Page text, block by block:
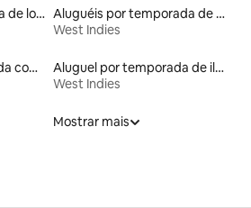
Aluguel por temporada de lofts
Aluguéis por temporada de acomodações de luxo
West Indies
Aluguéis por temporada com cama de altura acessível
Aluguel por temporada de ilhas
West Indies
Mostrar mais